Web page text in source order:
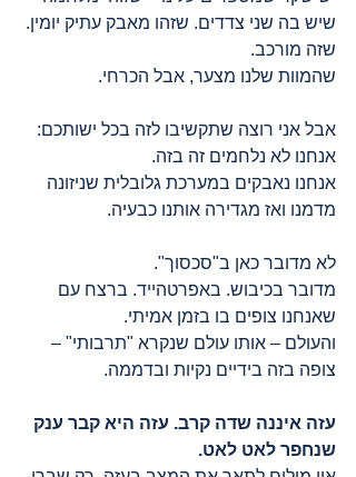
שיש בה שני צדדים. שזהו מאבק עתיק יומין.
שזה מורכב.
שהמוות שלנו מצער, אבל הכרחי.
אבל אני רוצה שתקשיבו לזה בכל ישותכם:
אנחנו לא נלחמים זה בזה.
אנחנו נאבקים במערכת גלובלית שניזונה
מדמנו ואז מגדירה אותנו כבעיה.
לא מדובר כאן ב"סכסוך".
מדובר בכיבוש. באפרטהייד. ברצח עם
שאנחנו צופים בו בזמן אמיתי.
והעולם – אותו עולם שנקרא "תרבותי" –
צופה בזה בידיים נקיות ובדממה.
עזה איננה שדה קרב. עזה היא קבר ענק
שנחפר לאט לאט.